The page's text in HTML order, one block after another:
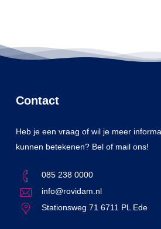
Contact
Heb je een vraag of wil je meer
kunnen betekenen? Bel of mail ons!
085 238 0000
info@rovidam.nl
Stationsweg 71 6711 PL Ede